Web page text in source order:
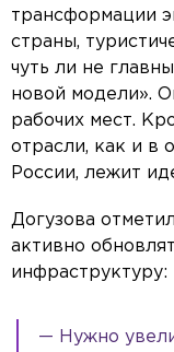
трансформации
страны,
чуть ли не
новой модели».
рабочих мест.
отрасли, как и в
России, лежит
Догузова
активно
инфраструктуру:
— Нужно